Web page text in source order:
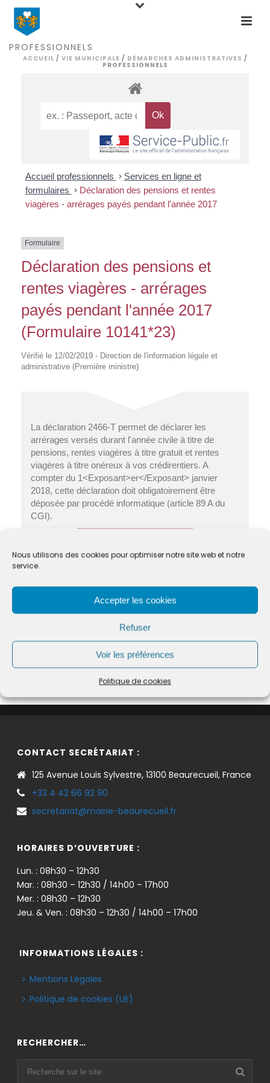
Nous utilisons des cookies pour optimiser notre site web et notre
service.
Accepter les cookies
Refuser
Voir les préférences
Politique de cookies
PROFESSIONNELS
ACCUEIL / VIE MUNICIPALE / DÉMARCHES ADMINISTRATIVES /
PROFESSIONNELS
Accueil professionnels > Services en ligne et
formulaires > Déclaration des pensions et rentes
viagères - arrérages payés pendant l'année 2017
Formulaire
Déclaration des pensions et
rentes viagères - arrérages
payés pendant l'année 2017
(Formulaire 10141*23)
Vérifié le 12/02/2019 - Direction de l'information légale et
administrative (Première ministre)
La déclaration 2466-T permet de déclarer les
arrérages versés durant l'année civile à titre de
pensions, rentes viagères à titre gratuit et rentes
viagères à titre onéreux à vos crédirentiers. A
compter du 1<Exposant>er</Exposant> janvier
2018, cette déclaration doit obligatoirement être
déposée par procédé informatique (article 89 A du
CGI).
Ministère chargé des finances
Direction de l'information légale et administrative
comarquage developpé par baseo.io
CONTACT SECRÉTARIAT :
125 Avenue Louis Sylvestre, 13100 Beaurecueil, France
+33 4 42 66 92 90
secretariat@mairie-beaurecueil.fr
HORAIRES D’OUVERTURE :
Lun. : 08h30 – 12h30
Mar. : 08h30 – 12h30 / 14h00 – 17h00
Mer. : 08h30 – 12h30
Jeu. & Ven. : 08h30 – 12h30 / 14h00 – 17h00
INFORMATIONS LÉGALES :
Mentions Légales
Politique de cookies (UE)
RECHERCHER…